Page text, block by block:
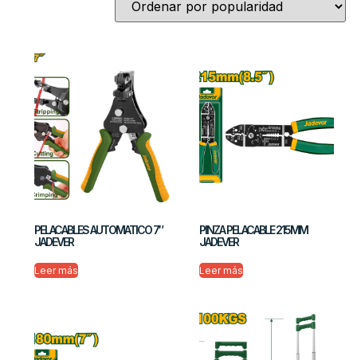
PELACABLES AUTOMATICO 7″
JADEVER
Leer más
PINZA PELACABLE 215MM
JADEVER
Leer más